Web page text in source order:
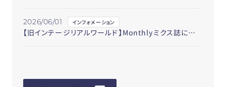
2026/06/01 インフォメーション
【旧インテージリアルワールド】Monthlyミクス誌に弊社データ引用記事「RWDでわかる！新規処方の先をよむ」の第48回が掲載されました。 テーマは「26年３月の花粉症薬 経口薬1340万人に処方」です。